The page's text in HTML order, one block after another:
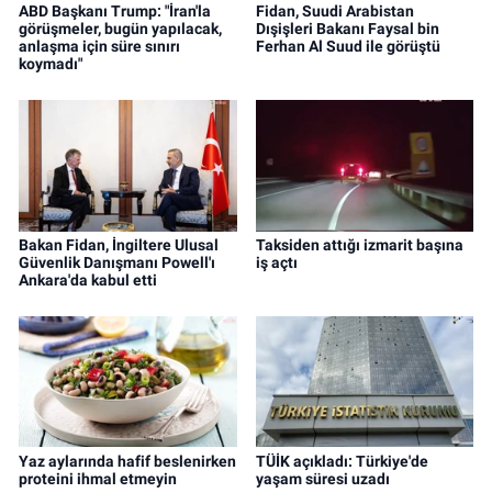
ABD Başkanı Trump: "İran'la
görüşmeler, bugün yapılacak,
anlaşma için süre sınırı
koymadı"
Fidan, Suudi Arabistan
Dışişleri Bakanı Faysal bin
Ferhan Al Suud ile görüştü
Bakan Fidan, İngiltere Ulusal
Güvenlik Danışmanı Powell'ı
Ankara'da kabul etti
Taksiden attığı izmarit başına
iş açtı
Yaz aylarında hafif beslenirken
proteini ihmal etmeyin
TÜİK açıkladı: Türkiye'de
yaşam süresi uzadı